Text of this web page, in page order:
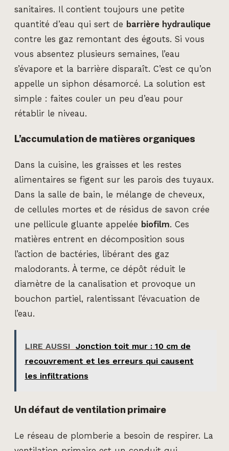
sanitaires. Il contient toujours une petite
quantité d’eau qui sert de barrière hydraulique
contre les gaz remontant des égouts. Si vous
vous absentez plusieurs semaines, l’eau
s’évapore et la barrière disparaît. C’est ce qu’on
appelle un siphon désamorcé. La solution est
simple : faites couler un peu d’eau pour
rétablir le niveau.
L’accumulation de matières organiques
Dans la cuisine, les graisses et les restes
alimentaires se figent sur les parois des tuyaux.
Dans la salle de bain, le mélange de cheveux,
de cellules mortes et de résidus de savon crée
une pellicule gluante appelée biofilm. Ces
matières entrent en décomposition sous
l’action de bactéries, libérant des gaz
malodorants. À terme, ce dépôt réduit le
diamètre de la canalisation et provoque un
bouchon partiel, ralentissant l’évacuation de
l’eau.
LIRE AUSSI Jonction toit mur : 10 cm de
recouvrement et les erreurs qui causent
les infiltrations
Un défaut de ventilation primaire
Le réseau de plomberie a besoin de respirer. La